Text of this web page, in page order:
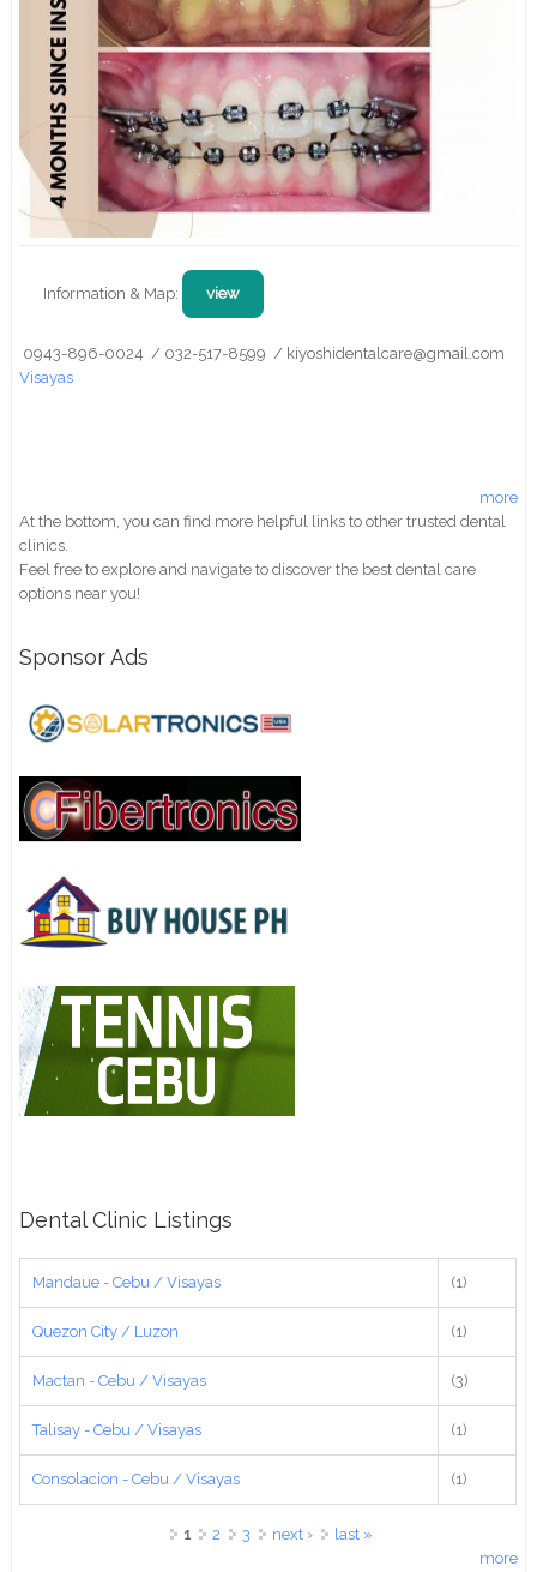
Information & Map: view
0943-896-0024 / 032-517-8599 / kiyoshidentalcare@gmail.com
Visayas
more
At the bottom, you can find more helpful links to other trusted dental
clinics.
Feel free to explore and navigate to discover the best dental care
options near you!
Sponsor Ads
Dental Clinic Listings
Mandaue - Cebu / Visayas (1)
Quezon City / Luzon (1)
Mactan - Cebu / Visayas (3)
Talisay - Cebu / Visayas (1)
Consolacion - Cebu / Visayas (1)
1 2 3 next ›
last »
more